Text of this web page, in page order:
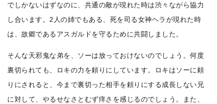
でしかないはずなのに、共通の敵が現れた時は渋々ながら協力
し合います。2人の姉でもある、死を司る女神ヘラが現れた時
は、故郷であるアスガルドを守るために共闘しました。
そんな天邪鬼な弟を、ソーは放っておけないのでしょう。何度
裏切られても、ロキの力を頼りにしています。ロキはソーに頼
りにされると、今まで裏切った相手を頼りにする成長しない兄
に対して、やるせなさとむず痒さを感じるのでしょう。また、